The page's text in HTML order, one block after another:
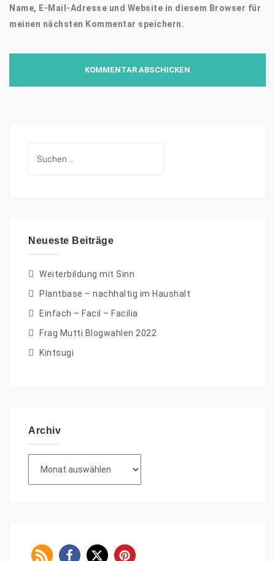
Name, E-Mail-Adresse und Website in diesem Browser für
meinen nächsten Kommentar speichern.
Neueste Beiträge
Weiterbildung mit Sinn
Plantbase – nachhaltig im Haushalt
Einfach – Facil – Facilia
Frag Mutti Blogwahlen 2022
Kintsugi
Archiv